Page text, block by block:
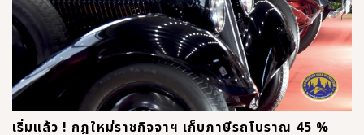
เริ่มแล้ว ! กฎใหม่ราชกิจจาฯ เก็บภาษีรถโบราณ 45 %